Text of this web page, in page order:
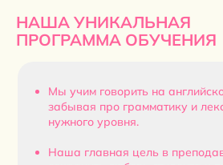
НАША УНИКАЛЬНАЯ
ПРОГРАММА ОБУЧЕНИЯ
Мы учим говорить на
забывая про грамматику и
нужного уровня.
Наша главная цель в